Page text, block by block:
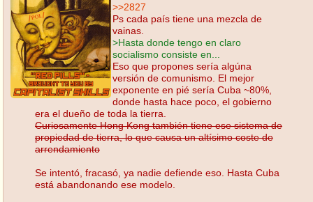
>>2827
Ps cada país tiene una mezcla de
vainas.
>Hasta donde tengo en claro
socialismo consiste en...
Eso que propones sería algúna
versión de comunismo. El mejor
exponente en pié sería Cuba ~80%,
donde hasta hace poco, el gobierno
era el dueño de toda la tierra.
Curiosamente Hong Kong también tiene ese sistema de
propiedad de tierra, lo que causa un altísimo coste de
arrendamiento
Se intentó, fracasó, ya nadie defiende eso. Hasta Cuba
está abandonando ese modelo.